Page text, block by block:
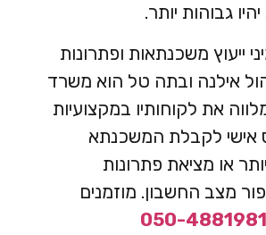
גבוהות יותר.
ייעוץ משכנתאות ופתרונות
אילנה ובתה טל הוא משרד
את לקוחותיו במקצועיות
אישי לקבלת המשכנתא
או מציאת פתרונות
מצב החשבון. מוזמנים
050-4881981